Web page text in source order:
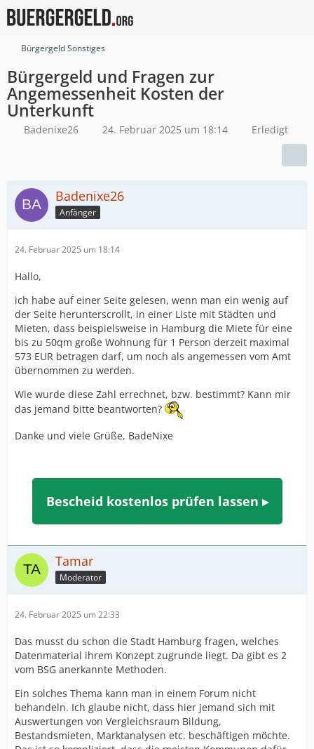
Bürgergeld Sonstiges
Bürgergeld und Fragen zur
Angemessenheit Kosten der
Unterkunft
Badenixe26 24. Februar 2025 um 18:14 Erledigt
Badenixe26
Anfänger
24. Februar 2025 um 18:14
Hallo,
ich habe auf einer Seite gelesen, wenn man ein wenig auf
der Seite herunterscrollt, in einer Liste mit Städten und
Mieten, dass beispielsweise in Hamburg die Miete für eine
bis zu 50qm große Wohnung für 1 Person derzeit maximal
573 EUR betragen darf, um noch als angemessen vom Amt
übernommen zu werden.
Wie wurde diese Zahl errechnet, bzw. bestimmt? Kann mir
das jemand bitte beantworten?
Danke und viele Grüße, BadeNixe
Bescheid kostenlos prüfen lassen ▸
Tamar
Moderator
24. Februar 2025 um 22:33
Das musst du schon die Stadt Hamburg fragen, welches
Datenmaterial ihrem Konzept zugrunde liegt. Da gibt es 2
vom BSG anerkannte Methoden.
Ein solches Thema kann man in einem Forum nicht
behandeln. Ich glaube nicht, dass hier jemand sich mit
Auswertungen von Vergleichsraum Bildung,
Bestandsmieten, Marktanalysen etc. beschäftigen möchte.